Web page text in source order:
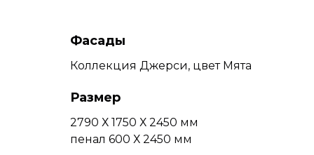
Фасады
Коллекция Джерси, цвет Мята
Размер
2790 Х 1750 Х 2450 мм
пенал 600 Х 2450 мм